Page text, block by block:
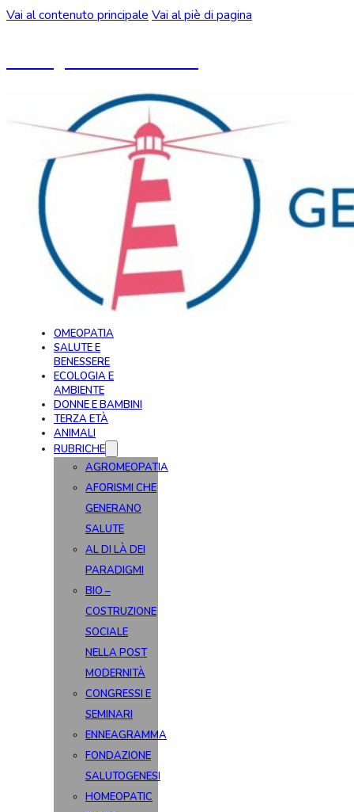
Vai al contenuto principale Vai al piè di pagina
OMEOPATIA
SALUTE E
BENESSERE
ECOLOGIA E
AMBIENTE
DONNE E BAMBINI
TERZA ETÀ
ANIMALI
RUBRICHE
AGROMEOPATIA
AFORISMI CHE
GENERANO
SALUTE
AL DI LÀ DEI
PARADIGMI
BIO –
COSTRUZIONE
SOCIALE
NELLA POST
MODERNITÀ
CONGRESSI E
SEMINARI
ENNEAGRAMMA
FONDAZIONE
SALUTOGENESI
HOMEOPATIC